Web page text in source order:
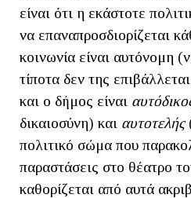
είναι ότι η εκάστοτε
να επαναπροσδιορίζεται
κοινωνία είναι αυτόνομη
τίποτα δεν της
και ο δήμος είναι
δικαιοσύνη) και αυτοτελής
πολιτικό σώμα που
παραστάσεις στο θέατρο
καθορίζεται από αυτά